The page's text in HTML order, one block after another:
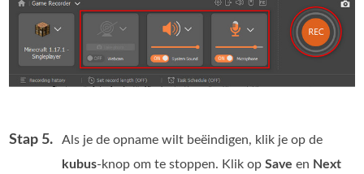
Stap 5.
Als je de opname wilt beëindigen, klik je op de
kubus‑knop om te stoppen. Klik opSave en Next